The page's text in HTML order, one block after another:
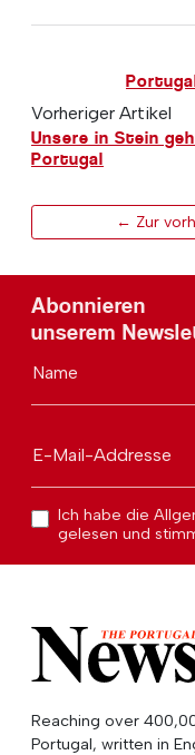
Vorheriger Artikel
Unsere in Stein
Portugal
← Zur
Abonnieren
unserem
Name
E-Mail-Addresse
Ich habe die
gelesen und
Reaching over
Portugal, written in